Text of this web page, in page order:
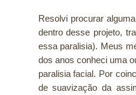
Resolvi procurar
dentro desse projeto,
essa paralisia). Meus
dos anos conheci uma
paralisia facial. Por
de suavização da